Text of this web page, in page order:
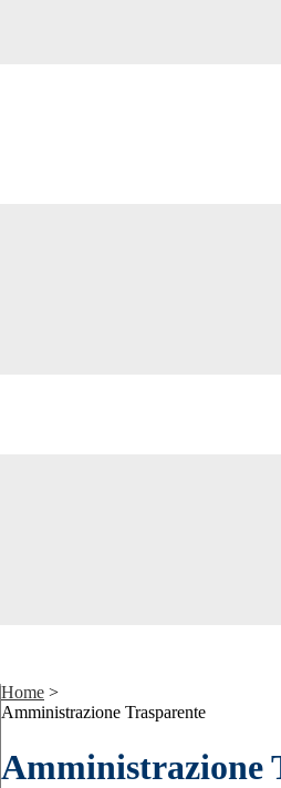
Home >
Amministrazione Trasparente
Amministrazione